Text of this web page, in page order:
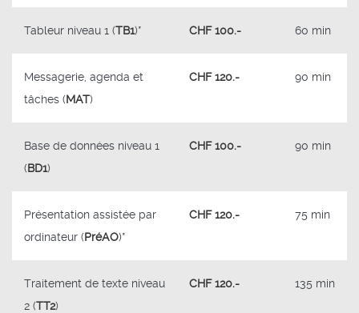
Tableur niveau 1 (TB1)* CHF 100.- 60 min
Messagerie, agenda et
tâches (MAT)
CHF 120.- 90 min
Base de données niveau 1
(BD1)
CHF 100.- 90 min
Présentation assistée par
ordinateur (PréAO)*
CHF 120.- 75 min
Traitement de texte niveau
2 (TT2)
CHF 120.- 135 min